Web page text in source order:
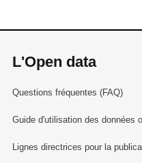
L'Open data
Questions fréquentes (FAQ)
Guide d'utilisation des données
Lignes directrices pour la